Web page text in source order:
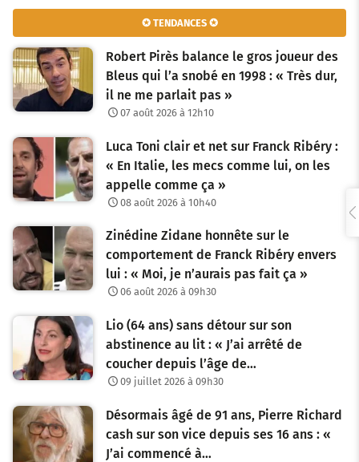
v
i
g
a
i
o
d
e
t
i
c
✪ TENDANCES ✪
Robert Pirès balance le gros joueur des
Bleus qui l’a snobé en 1998 : « Très dur,
il ne me parlait pas »
07 août 2026 à 12h10
Luca Toni clair et net sur Franck Ribéry :
« En Italie, les mecs comme lui, on les
appelle comme ça »
08 août 2026 à 10h40
Zinédine Zidane honnête sur le
comportement de Franck Ribéry envers
lui : « Moi, je n’aurais pas fait ça »
06 août 2026 à 09h30
Lio (64 ans) sans détour sur son
abstinence au lit : « J’ai arrêté de
coucher depuis l’âge de…
09 juillet 2026 à 09h30
Désormais âgé de 91 ans, Pierre Richard
cash sur son vice depuis ses 16 ans : «
J’ai commencé à…